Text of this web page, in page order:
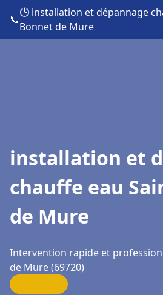
📞
🕒 installation et dépannage
Bonnet de Mure
installation et
chauffe eau
de Mure
Intervention rapide et
de Mure (69720)